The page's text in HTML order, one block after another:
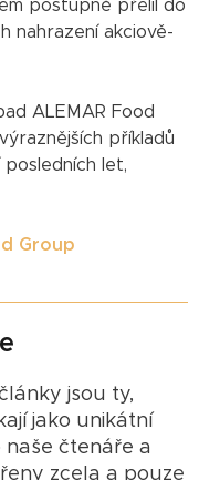
postupně přelil do
nahrazení akciově-
ALEMAR Food
příkladů
let,
Group
jsou ty,
jako unikátní
čtenáře a
zcela a pouze